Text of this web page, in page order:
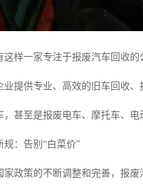
这样一家专注于报废汽车回收
业提供专业、高效的旧车回收
，甚至是报废电车、摩托车、
：告别“白菜价”
家政策的不断调整和完善，报